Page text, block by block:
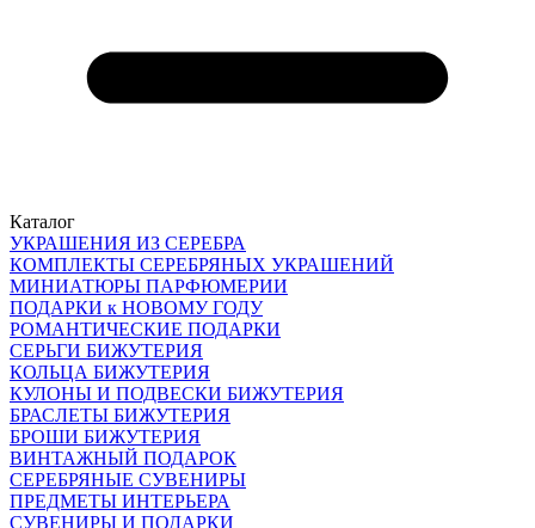
Каталог
УКРАШЕНИЯ ИЗ СЕРЕБРА
КОМПЛЕКТЫ СЕРЕБРЯНЫХ УКРАШЕНИЙ
МИНИАТЮРЫ ПАРФЮМЕРИИ
ПОДАРКИ к НОВОМУ ГОДУ
РОМАНТИЧЕСКИЕ ПОДАРКИ
СЕРЬГИ БИЖУТЕРИЯ
КОЛЬЦА БИЖУТЕРИЯ
КУЛОНЫ И ПОДВЕСКИ БИЖУТЕРИЯ
БРАСЛЕТЫ БИЖУТЕРИЯ
БРОШИ БИЖУТЕРИЯ
ВИНТАЖНЫЙ ПОДАРОК
СЕРЕБРЯНЫЕ СУВЕНИРЫ
ПРЕДМЕТЫ ИНТЕРЬЕРА
СУВЕНИРЫ И ПОДАРКИ